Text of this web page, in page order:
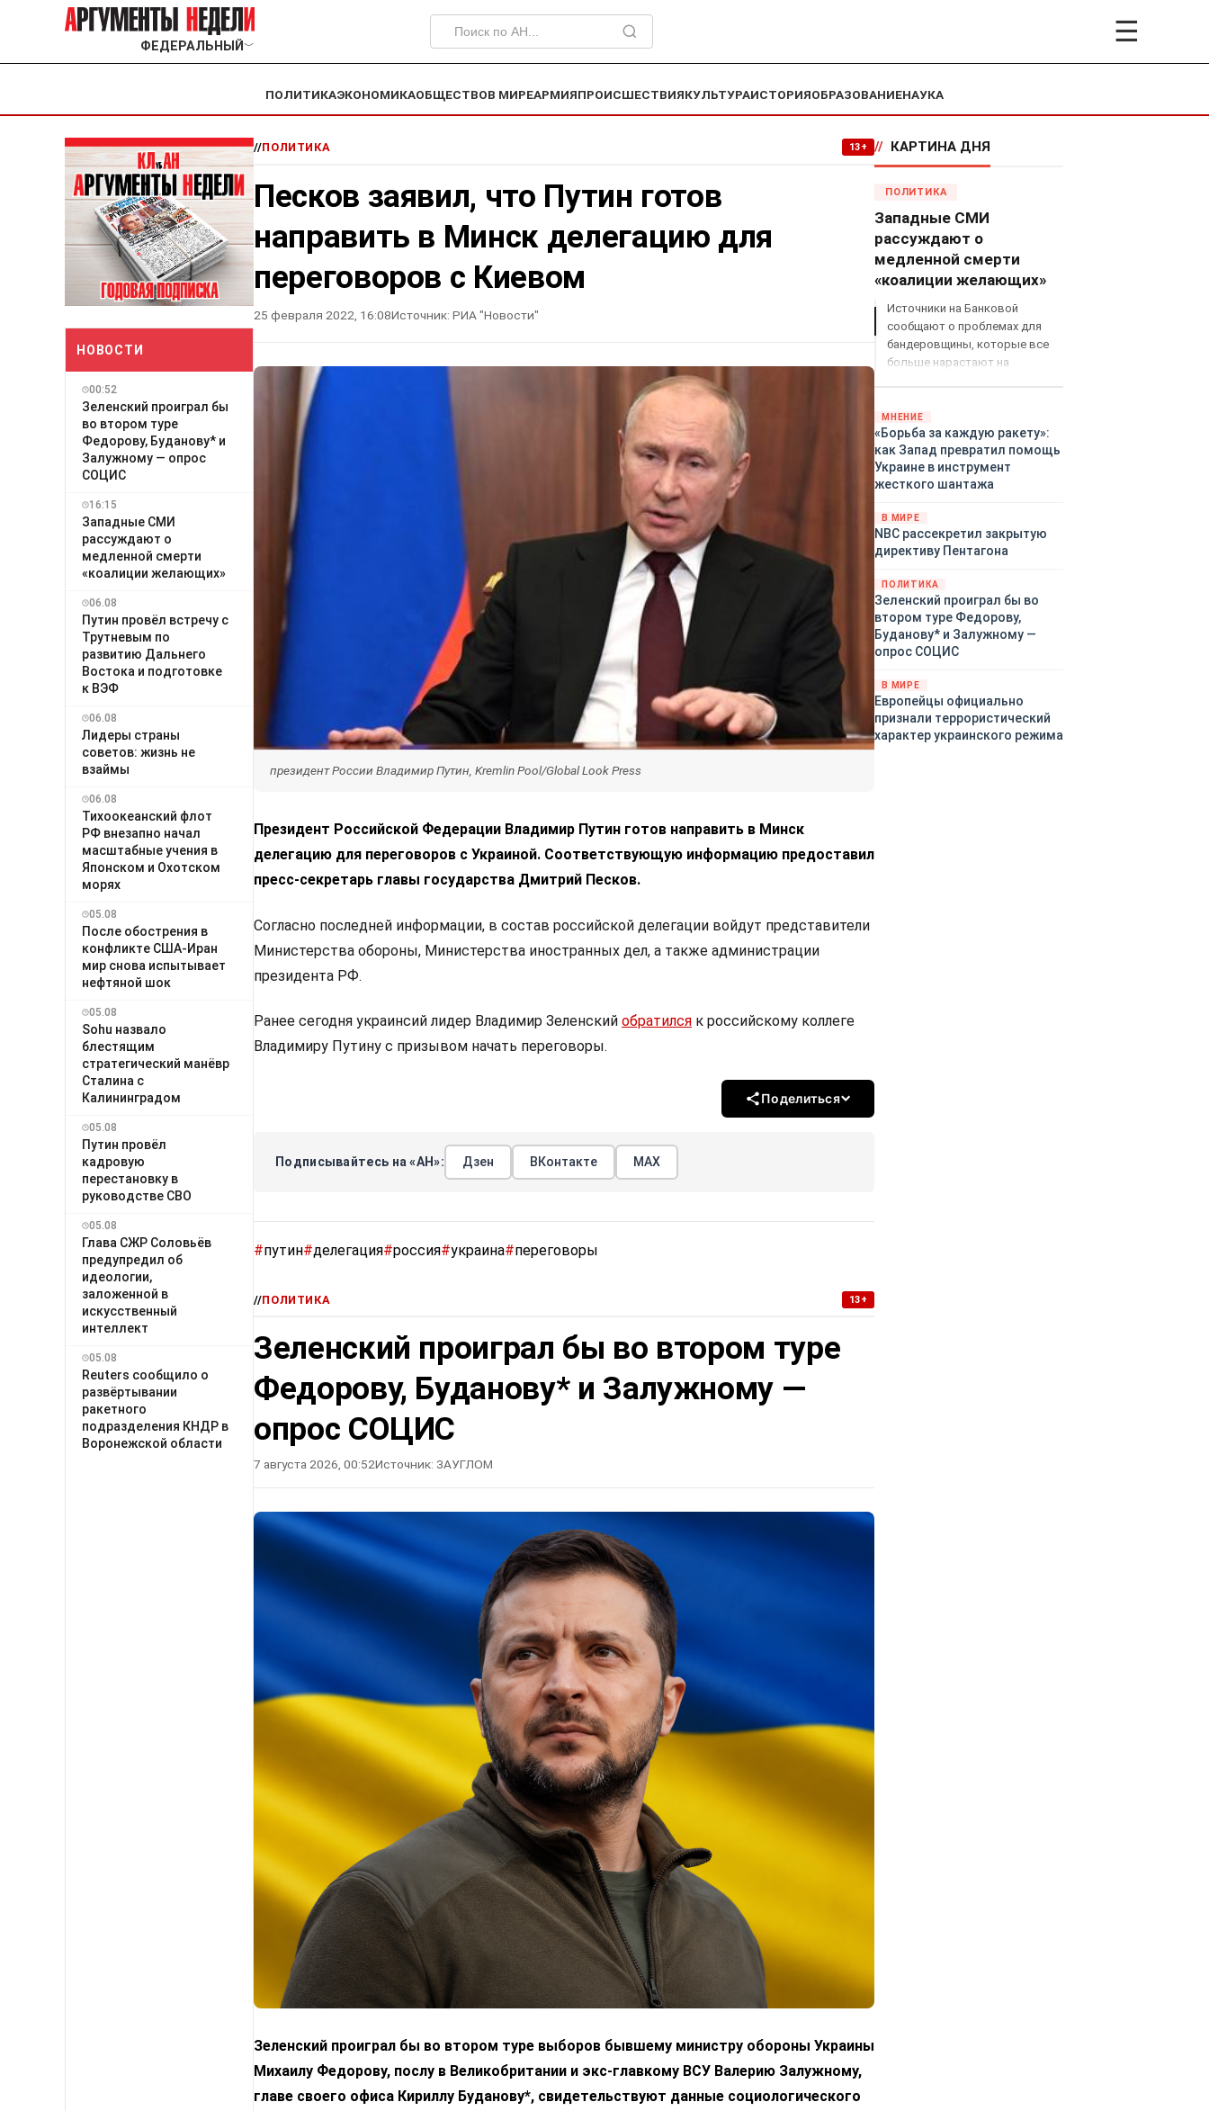
ФЕДЕРАЛЬНЫЙ ﹀ ☰
ПОЛИТИКАЭКОНОМИКАОБЩЕСТВОВ МИРЕАРМИЯПРОИСШЕСТВИЯКУЛЬТУРАИСТОРИЯОБРАЗОВАНИЕНАУКА
НОВОСТИ
00:52
Зеленский проиграл бы
во втором туре
Федорову, Буданову* и
Залужному — опрос
СОЦИС
16:15
Западные СМИ
рассуждают о
медленной смерти
«коалиции желающих»
06.08
Путин провёл встречу с
Трутневым по
развитию Дальнего
Востока и подготовке
к ВЭФ
06.08
Лидеры страны
советов: жизнь не
взаймы
06.08
Тихоокеанский флот
РФ внезапно начал
масштабные учения в
Японском и Охотском
морях
05.08
После обострения в
конфликте США-Иран
мир снова испытывает
нефтяной шок
05.08
Sohu назвало
блестящим
стратегический манёвр
Сталина с
Калининградом
05.08
Путин провёл
кадровую
перестановку в
руководстве СВО
05.08
Глава СЖР Соловьёв
предупредил об
идеологии,
заложенной в
искусственный
интеллект
05.08
Reuters сообщило о
развёртывании
ракетного
подразделения КНДР в
Воронежской области
//ПОЛИТИКА 13+
Песков заявил, что Путин готов
направить в Минск делегацию для
переговоров с Киевом
25 февраля 2022, 16:08Источник: РИА "Новости"
президент России Владимир Путин, Kremlin Pool/Global Look Press
Президент Российской Федерации Владимир Путин готов направить в Минск
делегацию для переговоров с Украиной. Соответствующую информацию предоставил
пресс-секретарь главы государства Дмитрий Песков.
Согласно последней информации, в состав российской делегации войдут представители
Министерства обороны, Министерства иностранных дел, а также администрации
президента РФ.
Ранее сегодня украинсий лидер Владимир Зеленский обратился к российскому коллеге
Владимиру Путину с призывом начать переговоры.
Поделиться
Подписывайтесь на «АН»: Дзен ВКонтакте МАХ
#путин#делегация#россия#украина#переговоры
//ПОЛИТИКА 13+
Зеленский проиграл бы во втором туре
Федорову, Буданову* и Залужному —
опрос СОЦИС
7 августа 2026, 00:52Источник: ЗАУГЛОМ
Зеленский проиграл бы во втором туре выборов бывшему министру обороны Украины
Михаилу Федорову, послу в Великобритании и экс-главкому ВСУ Валерию Залужному,
главе своего офиса Кириллу Буданову*, свидетельствуют данные социологического
// КАРТИНА ДНЯ
ПОЛИТИКА
Западные СМИ
рассуждают о
медленной смерти
«коалиции желающих»
Источники на Банковой
сообщают о проблемах для
бандеровщины, которые все
больше нарастают на
«страны 404» в следующем
году. Однако киевские
временщики не торопятся
заключать мир - ведь есть
поддержка в ЕС.
Британии и Германии, выборы
во Франции могут полностью
изменить геополитический
ландшафт в мире, пока
Зеленский ожидает выборов
в США.
МНЕНИЕ
«Борьба за каждую ракету»:
как Запад превратил помощь
Украине в инструмент
жесткого шантажа
В МИРЕ
NBC рассекретил закрытую
директиву Пентагона
ПОЛИТИКА
Зеленский проиграл бы во
втором туре Федорову,
Буданову* и Залужному —
опрос СОЦИС
В МИРЕ
Европейцы официально
признали террористический
характер украинского режима